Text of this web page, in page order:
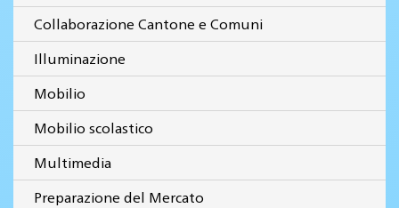
Collaborazione Cantone e Comuni
Illuminazione
Mobilio
Mobilio scolastico
Multimedia
Preparazione del Mercato